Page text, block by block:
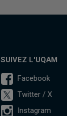
SUIVEZ L'UQAM
Facebook
Twitter / X
Instagram